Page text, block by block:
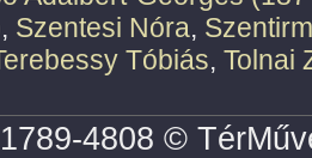
, Szentesi Nóra,
Tóbiás, Tolnai
4808 ©